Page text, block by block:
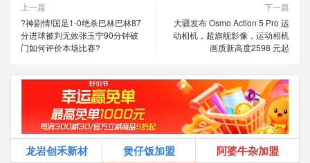
上一篇
?神剧情!国足1-0绝杀巴林巴林87
分进球被判无效张玉宁90分钟破
门如何评价本场比赛?
下一篇
大疆发布 Osmo Action 5 Pro 运
动相机，超旗舰影像，运动相机
画质新高度2598 元起
龙岩创禾新材 煲仔饭加盟
阿婆牛杂加盟